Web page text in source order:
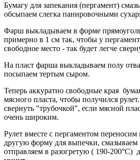
Бумагу для запекания (пергамент)
обсыпаем слегка панировочными
Фарш выкладываем в форме
примерно в 1 см так, чтобы у
свободное место - так будет легче
На пласт фарша выкладываем полу
посыпаем тертым сыром.
Теперь аккуратно свободные края
мясного пласта, чтобы получился
свернуть "трубочкой", если мясной
очень широким.
Рулет вместе с пергаментом
другую форму для выпечки, смазываем
отправляем в разогретую ( 190-200°С)